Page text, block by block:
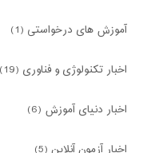
آموزش های درخواستی (1)
اخبار تکنولوژی و فناوری (19)
اخبار دنیای آموزش (6)